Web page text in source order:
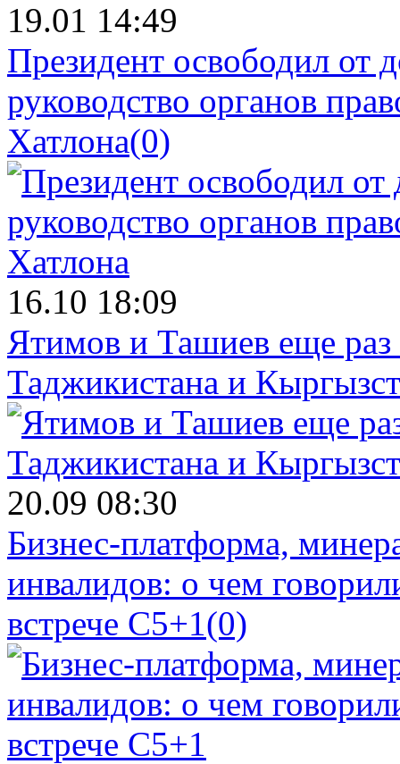
19.01 14:49
Президент освободил от
руководство органов
Хатлона(0)
16.10 18:09
Ятимов и Ташиев еще раз
Таджикистана и
20.09 08:30
Бизнес-платформа,
инвалидов: о чем
встрече C5+1(0)